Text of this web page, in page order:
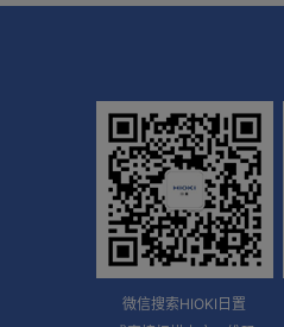
微信搜索HIOKI日置